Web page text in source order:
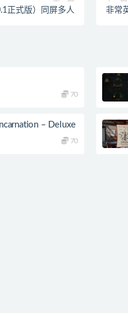
正式版）同屏多人 非常
70
– Deluxe
70